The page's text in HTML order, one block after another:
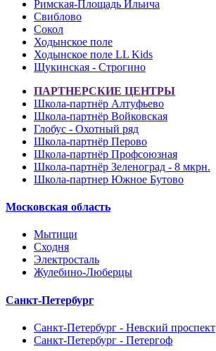
Римская-Площадь Ильича
Свиблово
Сокол
Ходынское поле
Ходынское поле LL Kids
Щукинская - Строгино
ПАРТНЕРСКИЕ ЦЕНТРЫ
Школа-партнёр Алтуфьево
Школа-партнёр Войковская
Глобус - Охотный ряд
Школа-партнёр Перово
Школа-партнёр Профсоюзная
Школа-партнёр Зеленоград - 8 мкрн.
Школа-партнер Южное Бутово
Московская область
Мытищи
Сходня
Электросталь
Жулебино-Люберцы
Санкт-Петербург
Санкт-Петербург - Невский проспект
Санкт-Петербург - Петергоф